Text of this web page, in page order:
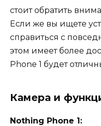
стоит обратить
Если же вы ищете
справиться с
этом имеет более
Phone 1 будет
Камера и
Nothing Phone 1: